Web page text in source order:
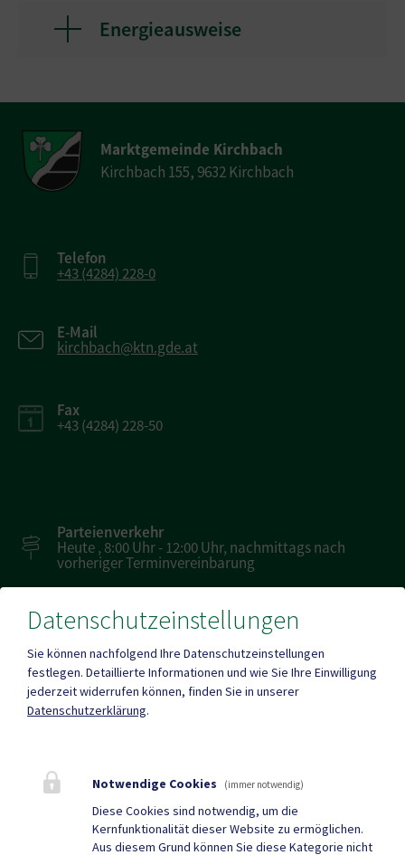
Energieausweise
Marktgemeinde Kirchbach
Kirchbach 155, 9632 Kirchbach
Telefon
+43 (4284) 228-0
E-Mail
kirchbach@ktn.gde.at
Fax
+43 (4284) 228-50
Parteienverkehr
Heute , 8:00 Uhr - 12:00 Uhr, nachmittags nach
vorheriger Terminvereinbarung
Amtsstunden
Mehr
Quicklinks
Geko digital Gemeinde-
Neuigkeiten
Datenschutzeinstellungen
Sie können nachfolgend Ihre Datenschutzeinstellungen
festlegen. Detaillierte Informationen und wie Sie Ihre Einwilligung
jederzeit widerrufen können, finden Sie in unserer
Datenschutzerklärung.
Notwendige Cookies (immer notwendig)
Diese Cookies sind notwendig, um die
Kernfunktionalität dieser Website zu ermöglichen.
Aus diesem Grund können Sie diese Kategorie nicht